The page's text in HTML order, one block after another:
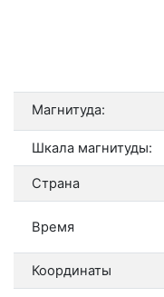
Магнитуда:
Шкала магнитуды:
Страна
Время
Координаты